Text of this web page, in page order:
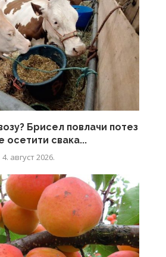
Брисел повлачи потез
осетити свака...
4. август 2026.